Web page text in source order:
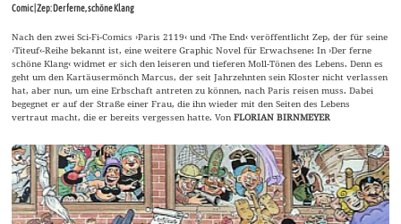
Comic | Zep: Der ferne, schöne Klang
Nach den zwei Sci-Fi-Comics ›Paris 2119‹ und ›The End‹ veröffentlicht Zep, der für seine
›Titeuf‹-Reihe bekannt ist, eine weitere Graphic Novel für Erwachsene: In ›Der ferne
schöne Klang‹ widmet er sich den leiseren und tieferen Moll-Tönen des Lebens. Denn es
geht um den Kartäusermönch Marcus, der seit Jahrzehnten sein Kloster nicht verlassen
hat, aber nun, um eine Erbschaft antreten zu können, nach Paris reisen muss. Dabei
begegnet er auf der Straße einer Frau, die ihn wieder mit den Seiten des Lebens
vertraut macht, die er bereits vergessen hatte. VonFLORIAN BIRNMEYER